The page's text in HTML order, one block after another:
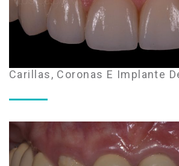
Carillas, Coronas E Implante